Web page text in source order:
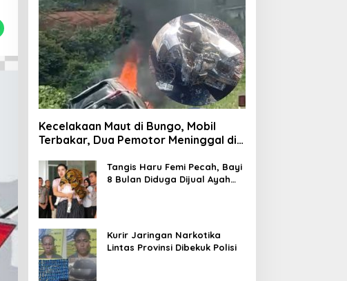
Kecelakaan Maut di Bungo, Mobil
Terbakar, Dua Pemotor Meninggal di
Tangis Haru Femi Pecah, Bayi
8 Bulan Diduga Dijual Ayah
Kurir Jaringan Narkotika
Lintas Provinsi Dibekuk Polisi